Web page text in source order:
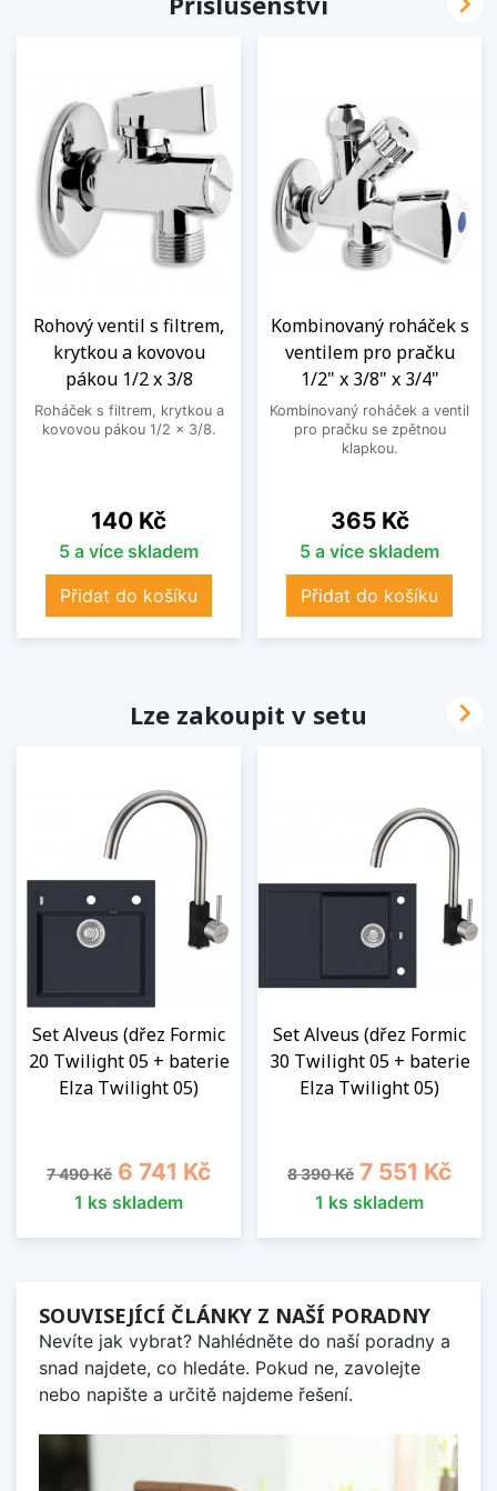
Rohový ventil s filtrem,
krytkou a kovovou
pákou 1/2 x 3/8
Roháček s filtrem, krytkou a
kovovou pákou 1/2 x 3/8.
Cena
140 Kč
5 a více skladem
Přidat do košíku
Kombinovaný roháček s
ventilem pro pračku
1/2" x 3/8" x 3/4"
Kombinovaný roháček a ventil
pro pračku se zpětnou
klapkou.
Cena
365 Kč
5 a více skladem
Přidat do košíku
Lze zakoupit v setu
Set Alveus (dřez Formic
20 Twilight 05 + baterie
Elza Twilight 05)
Běžná cena
7 490 Kč Cena
6 741 Kč
1 ks skladem
Set Alveus (dřez Formic
30 Twilight 05 + baterie
Elza Twilight 05)
Běžná cena
8 390 Kč Cena
7 551 Kč
1 ks skladem

SOUVISEJÍCÍ ČLÁNKY Z NAŠÍ PORADNY
Nevíte jak vybrat? Nahlédněte do naší poradny a
snad najdete, co hledáte. Pokud ne, zavolejte
nebo napište a určitě najdeme řešení.